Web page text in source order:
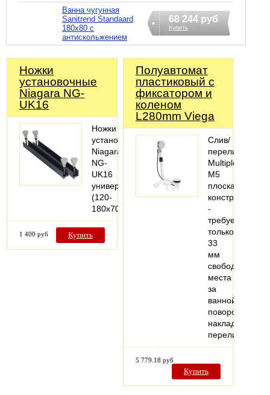
Ванна чугунная
Sanitrend Standaard
180х80 с
антискольжением
68 244 руб
Купить
Ножки
установочные
Niagara NG-
UK16
Ножки
установочные
Niagara
NG-
UK16
универсал.
(120-
180х70см.)
1 400 руб Купить
Полуавтомат
пластиковый с
фиксатором и
коленом
L280mm Viega
Слив/
перелив
MultiplexVisign
M5
плоская
конструкция
-
требуется
только
33
мм
свободного
места
за
поворотная
накладка
переливного…
5 779.18 руб
Купить